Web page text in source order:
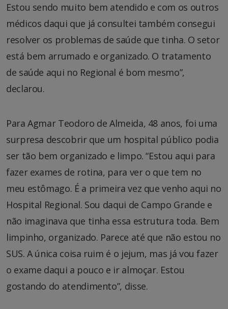
Estou sendo muito bem atendido e com os outros
médicos daqui que já consultei também consegui
resolver os problemas de saúde que tinha. O setor
está bem arrumado e organizado. O tratamento
de saúde aqui no Regional é bom mesmo”,
declarou.
Para Agmar Teodoro de Almeida, 48 anos, foi uma
surpresa descobrir que um hospital público podia
ser tão bem organizado e limpo. “Estou aqui para
fazer exames de rotina, para ver o que tem no
meu estômago. É a primeira vez que venho aqui no
Hospital Regional. Sou daqui de Campo Grande e
não imaginava que tinha essa estrutura toda. Bem
limpinho, organizado. Parece até que não estou no
SUS. A única coisa ruim é o jejum, mas já vou fazer
o exame daqui a pouco e ir almoçar. Estou
gostando do atendimento”, disse.